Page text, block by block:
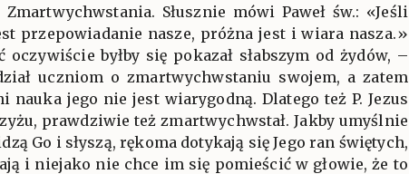
Słusznie mówi Paweł św.: «Jeśli
przepowiadanie nasze, próżna jest i wiara nasza.»
byłby się pokazał słabszym od żydów, –
uczniom o zmartwychwstaniu swojem, a zatem
nauka jego nie jest wiarygodną. Dlatego też P. Jezus
prawdziwie też zmartwychwstał. Jakby umyślnie
Go i słyszą, rękoma dotykają się Jego ran świętych,
i niejako nie chce im się pomieścić w głowie, że to